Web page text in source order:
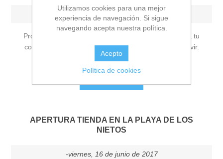
-miércoles, 12 de julio de 2017
Producto innovador que ofrece gran versatilidad para tu
cocina. Preparación fácil y rápida. Descongelar y servir.
Ideal para dietas vegetarianas y flexitarianas
APERTURA TIENDA EN LA PLAYA DE LOS
NIETOS
-viernes, 16 de junio de 2017
Utilizamos cookies para una mejor
experiencia de navegación. Si sigue
navegando acepta nuestra política.
Acepto
Política de cookies